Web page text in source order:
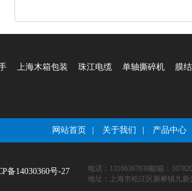
上海木箱包装 珠江电缆 单轴撕碎机 膜
网站首页 关于我们 产品中心
备14030360号-27 电话：13166367030邮箱：
地址：上海市松江区新桥镇九新